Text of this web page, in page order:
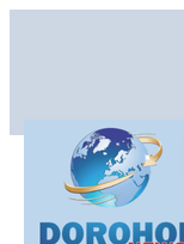
Sărbătoare!” – trei